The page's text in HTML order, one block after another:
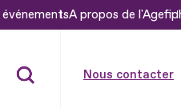
A propos de
Nous contacter